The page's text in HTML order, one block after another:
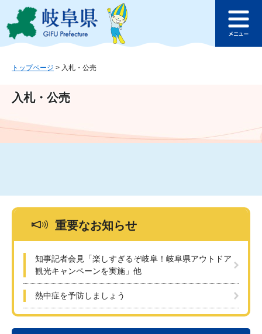
ジ
ュ
文
このページの本文へ
ュ
トップページ > 入札・公売
入札・公売
重要なお知らせ
知事記者会見「楽しすぎるぞ岐阜！岐阜県アウトドア
観光キャンペーンを実施」他
熱中症を予防しましょう